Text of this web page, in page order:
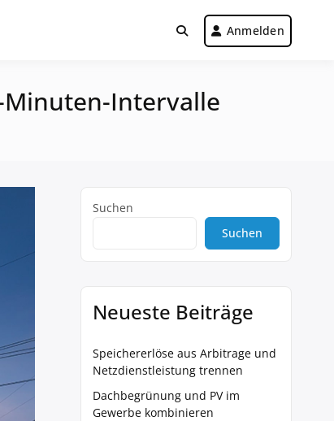
Anmelden
Minuten-Intervalle
Suchen
Suchen
Neueste Beiträge
Speichererlöse aus Arbitrage und
Netzdienstleistung trennen
Dachbegrünung und PV im
Gewerbe kombinieren